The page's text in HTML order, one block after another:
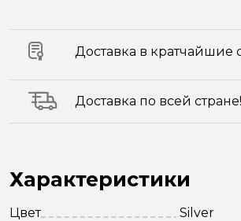
Доставка в кратчайшие
Доставка по всей стране!
Характеристики
Цвет
Silver